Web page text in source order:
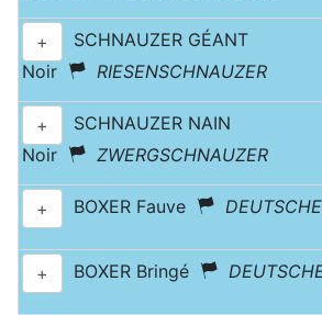
+
SCHNAUZER GÉANT
Noir
RIESENSCHNAUZER
+
SCHNAUZER NAIN
Noir
ZWERGSCHNAUZER
+ BOXER Fauve
+ BOXER Bringé